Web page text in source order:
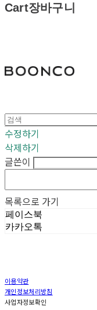
Cart장바구니
수정하기
삭제하기
글쓴이
목록으로 가기
페이스북
카카오톡
이용약관
개인정보처리방침
사업자정보확인